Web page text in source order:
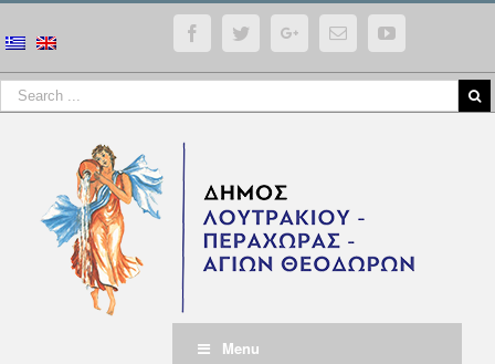
FacebookTwitterGoogle+Email YouTube
Menu